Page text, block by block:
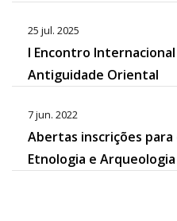
25 jul. 2025
I Encontro
Antiguidade Oriental
7 jun. 2022
Abertas inscrições
Etnologia e Arqueologia